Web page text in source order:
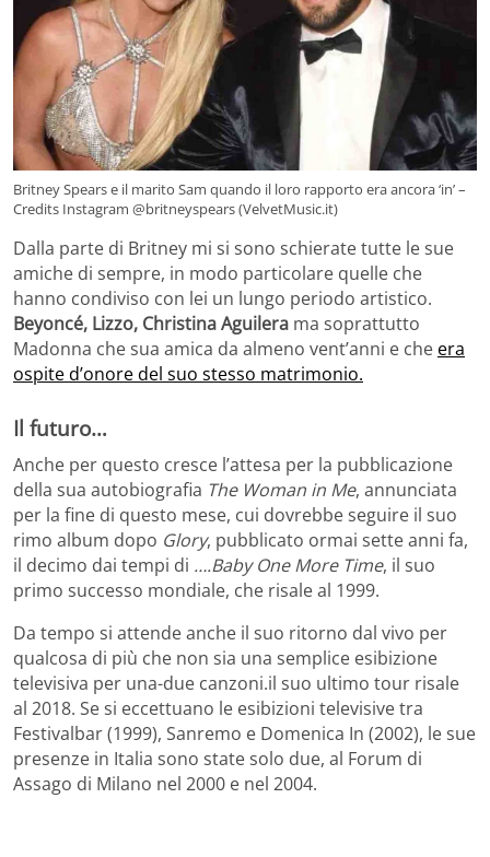
Britney Spears e il marito Sam quando il loro rapporto era ancora ‘in’ –
Credits Instagram @britneyspears (VelvetMusic.it)
Dalla parte di Britney mi si sono schierate tutte le sue
amiche di sempre, in modo particolare quelle che
hanno condiviso con lei un lungo periodo artistico.
Beyoncé, Lizzo, Christina Aguilera ma soprattutto
Madonna che sua amica da almeno vent’anni e che era
ospite d’onore del suo stesso matrimonio.
Il futuro…
Anche per questo cresce l’attesa per la pubblicazione
della sua autobiografia The Woman in Me, annunciata
per la fine di questo mese, cui dovrebbe seguire il suo
rimo album dopo Glory, pubblicato ormai sette anni fa,
il decimo dai tempi di ….Baby One More Time, il suo
primo successo mondiale, che risale al 1999.
Da tempo si attende anche il suo ritorno dal vivo per
qualcosa di più che non sia una semplice esibizione
televisiva per una-due canzoni.il suo ultimo tour risale
al 2018. Se si eccettuano le esibizioni televisive tra
Festivalbar (1999), Sanremo e Domenica In (2002), le sue
presenze in Italia sono state solo due, al Forum di
Assago di Milano nel 2000 e nel 2004.